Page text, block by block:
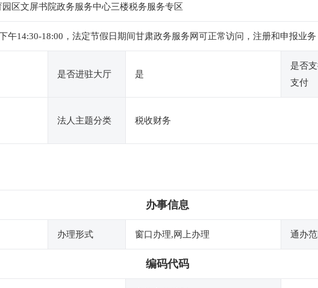
区文屏书院政务服务中心三楼税务服务专区
午14:30-18:00，法定节假日期间甘肃政务服务网可正常访问，注册和申报业
是否进驻大厅 是
是否
支付
法人主题分类 税收财务
办事信息
办理形式 窗口办理,网上办理 通办范
编码代码